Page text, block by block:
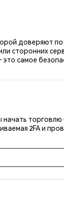
доверяют
сторонних
самое
2FA и